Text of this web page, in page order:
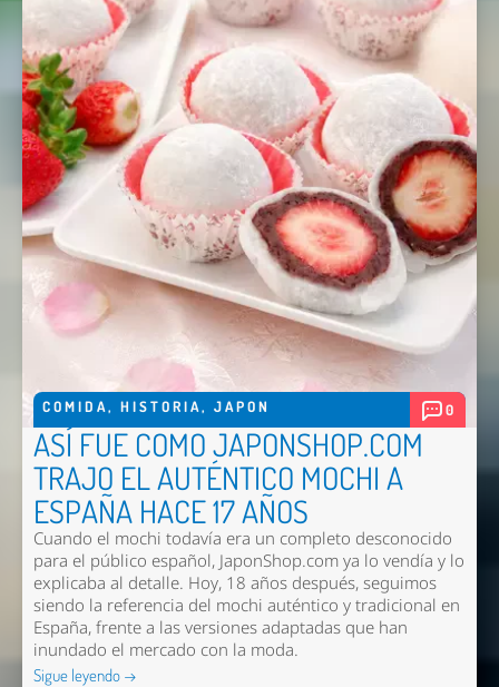
COMIDA, HISTORIA, JAPON 0
ASÍ FUE COMO JAPONSHOP.COM
TRAJO EL AUTÉNTICO MOCHI A
ESPAÑA HACE 17 AÑOS
Cuando el mochi todavía era un completo desconocido
para el público español, JaponShop.com ya lo vendía y lo
explicaba al detalle. Hoy, 18 años después, seguimos
siendo la referencia del mochi auténtico y tradicional en
España, frente a las versiones adaptadas que han
inundado el mercado con la moda.
Sigue leyendo →
Nombre *